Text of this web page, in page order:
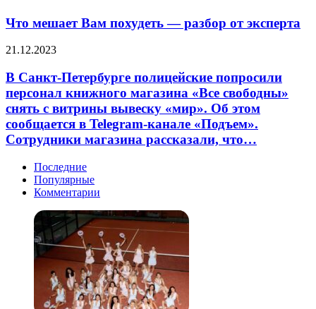
по
опроса
Так,
12%
жителей
Нижнего
Новгорода
загадывают…
Вам
похудеть
—
от
эксперта
Что мешает Вам похудеть — разбор от эксперта
В
Петербурге
полицейские
попросили
персонал
книжного
магазина
свободны»
снять
витрины
вывеску
«мир».
сообщается
Telegram-
21.12.2023
В Санкт-Петербурге полицейские попросили
персонал книжного магазина «Все свободны»
снять с витрины вывеску «мир». Об этом
сообщается в Telegram-канале «Подъем».
Сотрудники магазина рассказали, что…
Последние
Популярные
Комментарии